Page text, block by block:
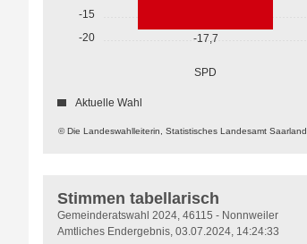
-20
-15
SPD
-17,7
© Die Landeswahlleiterin, Statistisches Landesamt Saarland
Aktuelle Wahl
Stimmen tabellarisch
Stimmen
tabellarisch
Gemeinderatswahl 2024, 46115 - Nonnweiler
Amtliches Endergebnis, 03.07.2024, 14:24:33